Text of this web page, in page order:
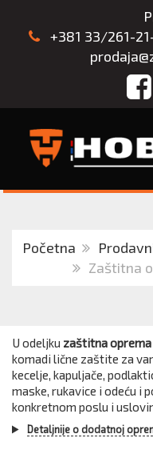
+381 33/261-
Početna
Zaštitna
U odeljku zaštitna
komadi lične zaštite za
kecelje, kapuljače,
maske, rukavice i odeću i
konkretnom poslu i
Detaljnije o dodatnoj